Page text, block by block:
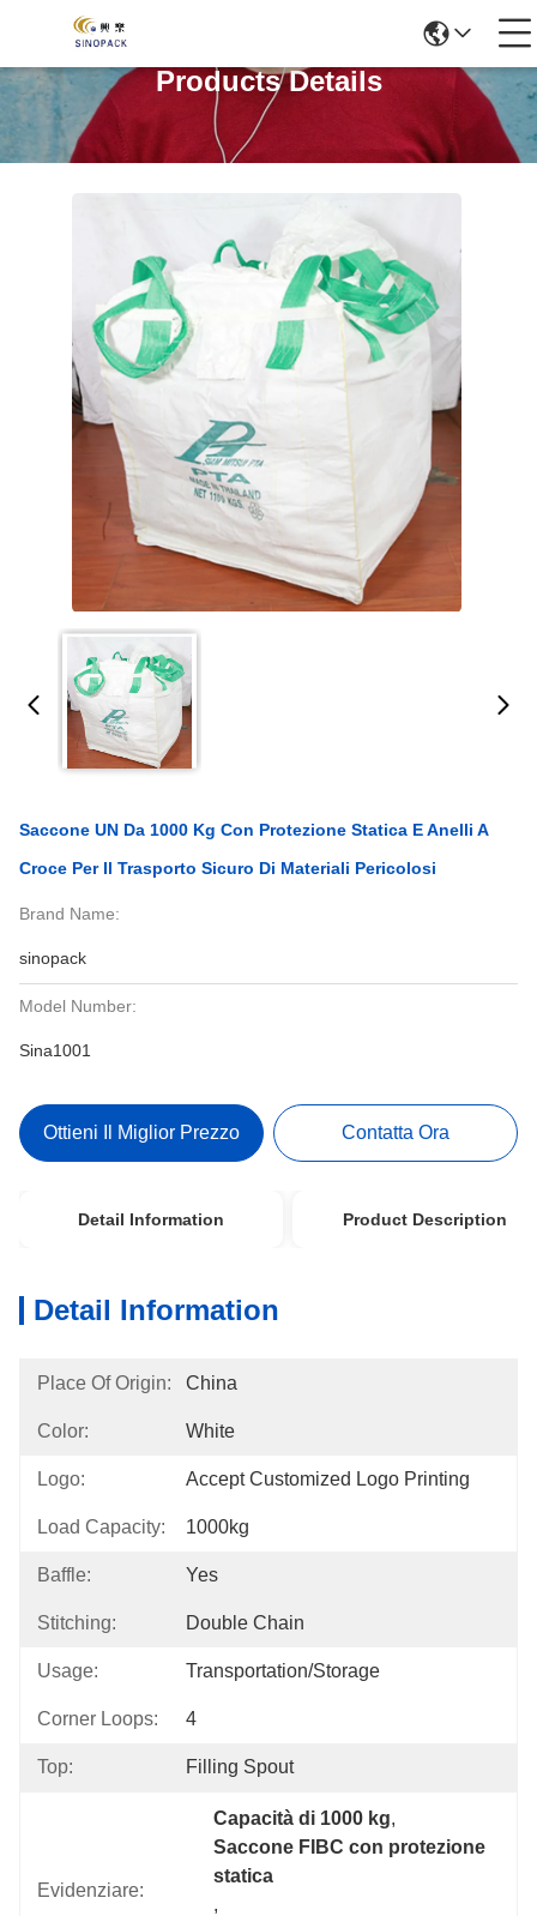
Products Details
Saccone UN Da 1000 Kg Con Protezione Statica E Anelli A
Croce Per Il Trasporto Sicuro Di Materiali Pericolosi
Brand Name:
sinopack
Model Number:
Sina1001
Ottieni Il Miglior Prezzo Contatta Ora
Detail Information Product Description
Detail Information
Place Of Origin: China
Color: White
Logo: Accept Customized Logo Printing
Load Capacity: 1000kg
Baffle: Yes
Stitching: Double Chain
Usage: Transportation/Storage
Corner Loops: 4
Top: Filling Spout
Evidenziare:
Capacità di 1000 kg,
Saccone FIBC con protezione
statica
,